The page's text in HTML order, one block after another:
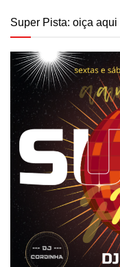
Super Pista: oiça